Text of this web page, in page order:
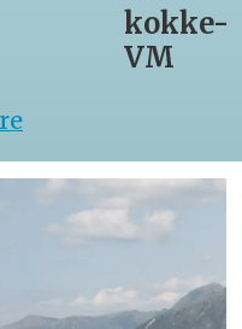
kokke-